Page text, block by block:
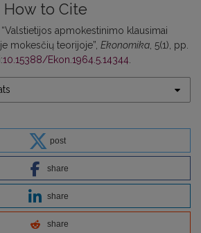
How to Cite
apmokestinimo klausimai
mokesčių teorijoje”, Ekonomika, 5(1), pp.
10.15388/Ekon.1964.5.14344.
post
share
share
share